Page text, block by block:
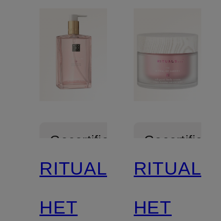
Gecertificeerd
RITUALS
HET
RITUALS
HET